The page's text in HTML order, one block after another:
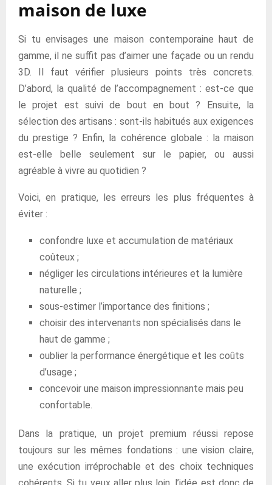
maison de luxe
Si tu envisages une maison contemporaine haut de
gamme, il ne suffit pas d’aimer une façade ou un rendu
3D. Il faut vérifier plusieurs points très concrets.
D’abord, la qualité de l’accompagnement : est-ce que
le projet est suivi de bout en bout ? Ensuite, la
sélection des artisans : sont-ils habitués aux exigences
du prestige ? Enfin, la cohérence globale : la maison
est-elle belle seulement sur le papier, ou aussi
agréable à vivre au quotidien ?
Voici, en pratique, les erreurs les plus fréquentes à
éviter :
confondre luxe et accumulation de matériaux
coûteux ;
négliger les circulations intérieures et la lumière
naturelle ;
sous-estimer l’importance des finitions ;
choisir des intervenants non spécialisés dans le
haut de gamme ;
oublier la performance énergétique et les coûts
d’usage ;
concevoir une maison impressionnante mais peu
confortable.
Dans la pratique, un projet premium réussi repose
toujours sur les mêmes fondations : une vision claire,
une exécution irréprochable et des choix techniques